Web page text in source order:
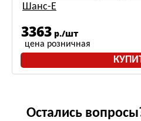
Шанс-Е
3363 р./шт
цена розничная
Остались